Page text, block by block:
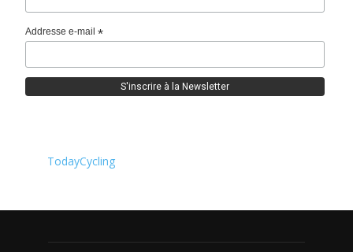
Addresse e-mail*
TodayCycling